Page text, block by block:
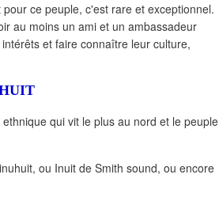
ce peuple, c'est rare et exceptionnel.
au moins un ami et un ambassadeur
et faire connaître leur culture,
qui vit le plus au nord et le peuple
ou Inuit de Smith sound, ou encore